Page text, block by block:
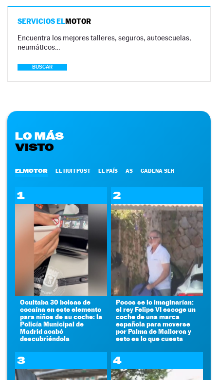
SERVICIOS ELMOTOR
Encuentra los mejores talleres, seguros, autoescuelas,
neumáticos…
BUSCAR
LO MÁS
VISTO
ELMOTOR EL HUFFPOST EL PAÍS AS CADENA SER
1
Ocultaba 30 bolsas de
cocaína en este elemento
para niños de su coche: la
Policía Municipal de
Madrid acabó
descubriéndola
2
Pocos se lo imaginarían:
el rey Felipe VI escoge un
coche de una marca
española para moverse
por Palma de Mallorca y
esto es lo que cuesta
3 4